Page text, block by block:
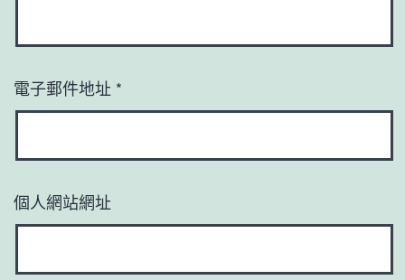
電子郵件地址 *
個人網站網址